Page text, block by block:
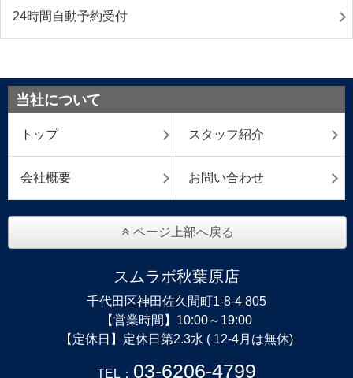
24時間自動予約受付
当社について
トップ スタッフ紹介
会社概要 お問い合わせ
ページ上部へ戻る
スムラボ秋葉原店
千代田区神田佐久間町1-8-4 805
【営業時間】10:00～19:00
【定休日】定休日第2.3水 ( 12-4月は無休)
TEL： 03-6206-4799